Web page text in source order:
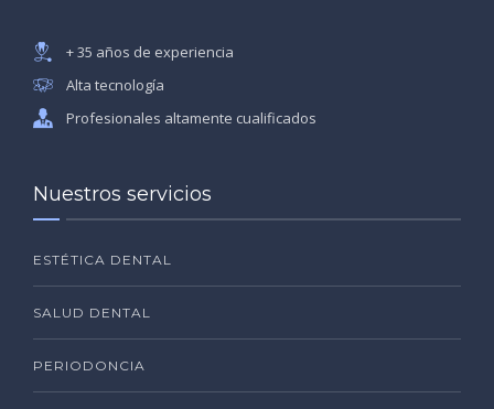
+ 35 años de experiencia
Alta tecnología
Profesionales altamente cualificados
Nuestros servicios
ESTÉTICA DENTAL
SALUD DENTAL
PERIODONCIA